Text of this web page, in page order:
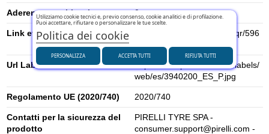
Aderenza su ghiaccio 0
Link etichetta energetica UE
https://eprel.ec.europa.eu/qr/596
Url Label
https://www.pirelli.com/ecolabels/
web/es/3940200_ES_P.jpg
Regolamento UE (2020/740) 2020/740
Contatti per la sicurezza del
prodotto
PIRELLI TYRE SPA -
consumer.support@pirelli.com -
Utilizziamo cookie tecnici e, previo consenso, cookie analitici e di profilazione.
Puoi accettare, rifiutare o personalizzare le tue scelte.
Politica dei cookie
PERSONALIZZA RIFIUTA TUTTI
ACCETTA TUTTI